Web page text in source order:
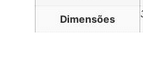
Dimensões